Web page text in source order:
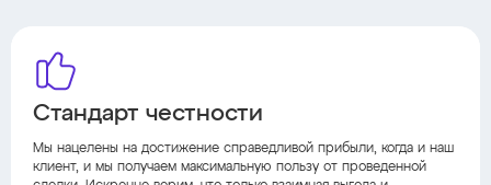
Стандарт честности
Мы нацелены на достижение справедливой прибыли, когда и наш
клиент, и мы получаем максимальную пользу от проведенной